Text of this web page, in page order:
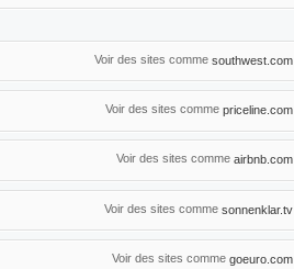
Voir des sites comme southwest.com
Voir des sites comme priceline.com
Voir des sites comme airbnb.com
Voir des sites comme sonnenklar.tv
Voir des sites comme goeuro.com